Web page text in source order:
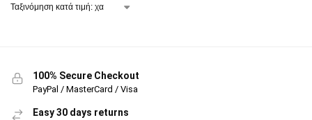
100% Secure Checkout
PayPal / MasterCard / Visa
Easy 30 days returns